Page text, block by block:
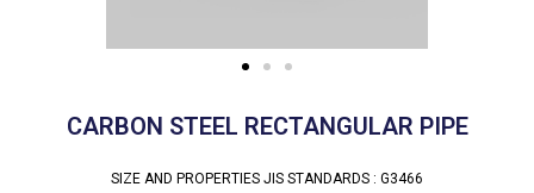
CARBON STEEL RECTANGULAR PIPE
SIZE AND PROPERTIES JIS STANDARDS : G3466